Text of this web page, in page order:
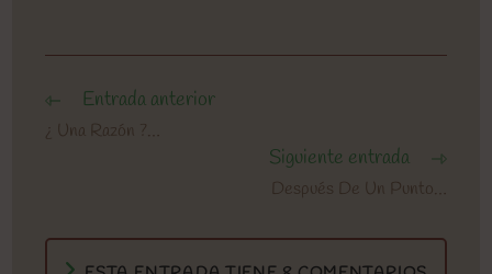
Leer
artículos
Entrada anterior
¿ Una Razón ?…
Siguiente entrada
Después De Un Punto…